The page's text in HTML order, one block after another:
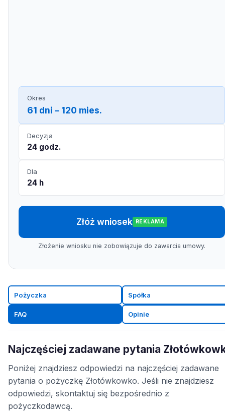
Okres
61 dni – 120 mies.
Decyzja
24 godz.
Dla
24 h
Złóż wniosek REKLAMA
Złożenie wniosku nie zobowiązuje do zawarcia umowy.
Pożyczka Spółka
FAQ Opinie
Najczęściej zadawane pytania
Poniżej znajdziesz odpowiedzi na najczęściej zadawane
pytania o pożyczkę Złotówkowko. Jeśli nie znajdziesz
odpowiedzi, skontaktuj się bezpośrednio z
pożyczkodawcą.